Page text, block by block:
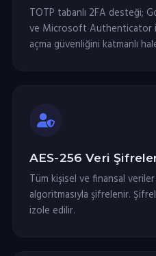
TOTP tabanlı 2FA desteği;
ve Microsoft Authenticator
açma güvenliğini katmanlı
AES-256 Veri
Tüm kişisel ve finansal
algoritmasıyla şifrelenir.
izole edilir.